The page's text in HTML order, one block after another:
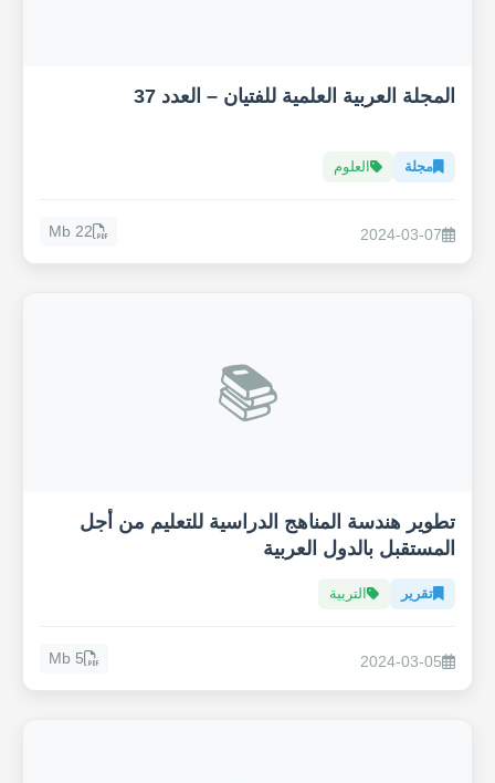
المجلة العربية العلمية للفتيان – العدد 37
مجلة العلوم
2024-03-07
22 Mb
📚
تطوير هندسة المناهج الدراسية للتعليم من أجل
المستقبل بالدول العربية
تقرير التربية
2024-03-05
5 Mb